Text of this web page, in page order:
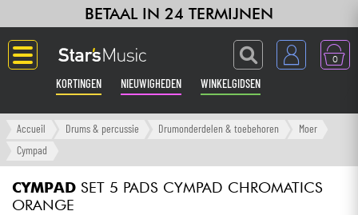
BETAAL IN 24 TERMIJNEN
0
KORTINGEN NIEUWIGHEDEN WINKELGIDSEN
Langue
Versterker & Effecten
Accueil Drums & percussie Drumonderdelen & toebehoren
Moer
Cympad
CYMPAD SET 5 PADS CYMPAD CHROMATICS
ORANGE